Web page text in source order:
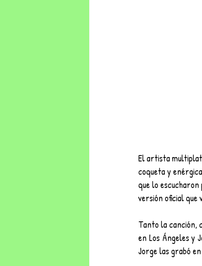
El artista
coqueta y
que lo
versión oficial que
Tanto la canción,
en Los Ángeles y
Jorge las grabó